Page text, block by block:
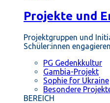
Projekte und
Projektgruppen und
Schüler:innen engagieren.
PG Gedenkkultur
Gambia-Projekt
Sophie for Ukraine
Besondere
BEREICH